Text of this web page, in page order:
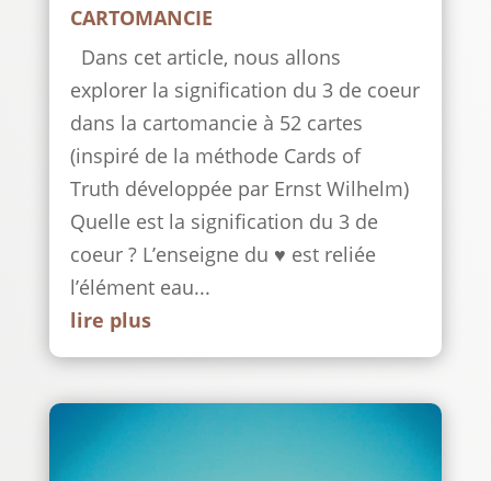
CARTOMANCIE
Dans cet article, nous allons
explorer la signification du 3 de coeur
dans la cartomancie à 52 cartes
(inspiré de la méthode Cards of
Truth développée par Ernst Wilhelm)
Quelle est la signification du 3 de
coeur ? L’enseigne du ♥ est reliée
l’élément eau...
lire plus